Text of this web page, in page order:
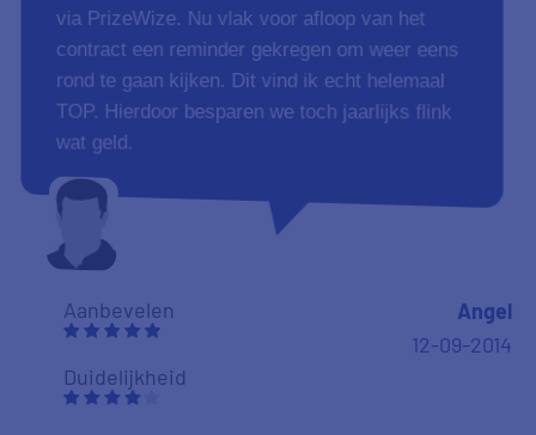
via PrizeWize. Nu vlak voor afloop van het
contract een reminder gekregen om weer eens
rond te gaan kijken. Dit vind ik echt helemaal
TOP. Hierdoor besparen we toch jaarlijks flink
wat geld.
Aanbevelen
Duidelijkheid
Angel
12-09-2014